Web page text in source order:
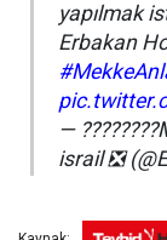
yapılmak
Erbakan
—
israil ❎️